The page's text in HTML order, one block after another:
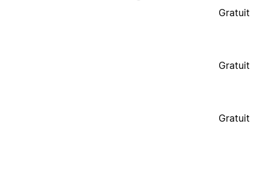
Gratuit
Gratuit
Gratuit